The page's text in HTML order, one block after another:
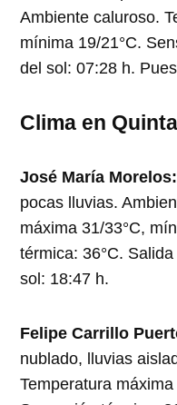
Ambiente caluroso.
mínima 19/21°C.
del sol: 07:28 h.
Clima en
José María Morelos:
pocas lluvias.
máxima 31/33°C,
térmica: 36°C.
sol: 18:47 h.
Felipe Carrillo
nublado, lluvias
Temperatura